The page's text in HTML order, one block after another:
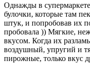
Однажды в
булочки, которые там
штук, и попробовав их
пробовала )) Мягкие,
вкусом. Когда их
воздушный, упругий и
пирожные, только вкус